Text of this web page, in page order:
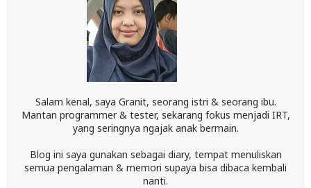
Salam kenal, saya Granit, seorang istri & seorang ibu.
Mantan programmer & tester, sekarang fokus menjadi IRT,
yang seringnya ngajak anak bermain.
Blog ini saya gunakan sebagai diary, tempat menuliskan
semua pengalaman & memori supaya bisa dibaca kembali
nanti.